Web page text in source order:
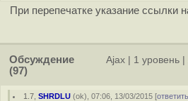
При перепечатке указание ссылки
Обсуждение
(97)
Ajax 1 уровень
1.7 ,SHRDLU (ok), 07:06, 13/03/2015 [